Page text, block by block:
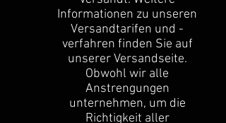
Informationen zu unseren
Versandtarifen und -
verfahren finden Sie auf
unserer Versandseite.
Obwohl wir alle
Anstrengungen
unternehmen, um die
Richtigkeit aller